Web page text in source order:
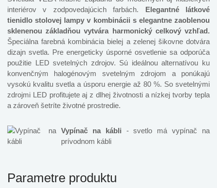
interiérov v zodpovedajúcich farbách. Elegantné látkové
tienidlo stolovej lampy v kombinácii s elegantne zaoblenou
sklenenou základňou vytvára harmonický celkový vzhľad.
Špeciálna farebná kombinácia bielej a zelenej šikovne dotvára
dizajn svetla. Pre energeticky úsporné osvetlenie sa odporúča
použitie LED svetelných zdrojov. Sú ideálnou alternatívou ku
konvenčným halogénovým svetelným zdrojom a ponúkajú
vysokú kvalitu svetla a úsporu energie až 80 %. So svetelnými
zdrojmi LED profitujete aj z dlhej životnosti a nízkej tvorby tepla
a zároveň šetríte životné prostredie.
Vypínač na kábli - svetlo má vypínač na
prívodnom kábli
Parametre produktu